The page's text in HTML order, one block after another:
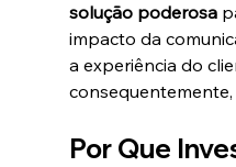
solução poderosa
impacto da
a experiência do
Por Que